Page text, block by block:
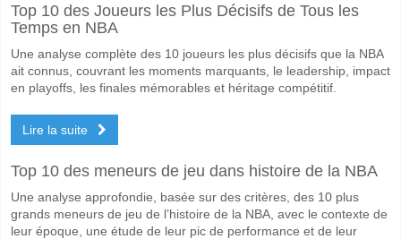
Top 10 des Joueurs les Plus Décisifs de Tous les
Temps en NBA
Une analyse complète des 10 joueurs les plus décisifs que la NBA
ait connus, couvrant les moments marquants, le leadership, impact
en playoffs, les finales mémorables et héritage compétitif.
Lire la suite
Top 10 des meneurs de jeu dans histoire de la NBA
Une analyse approfondie, basée sur des critères, des 10 plus
grands meneurs de jeu de l’histoire de la NBA, avec le contexte de
leur époque, une étude de leur pic de performance et de leur